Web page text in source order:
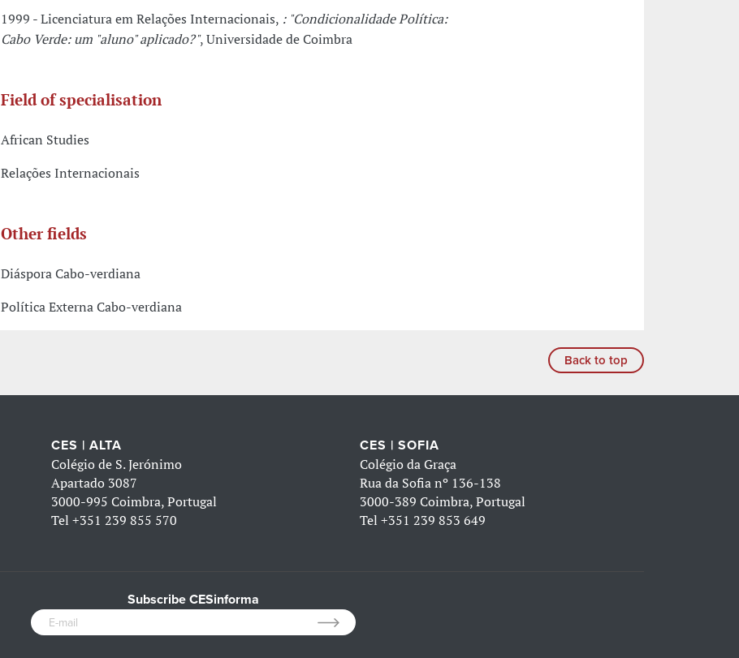
1999 - Licenciatura em Relações Internacionais, : "Condicionalidade Política:
Cabo Verde: um "aluno" aplicado?", Universidade de Coimbra
Field of specialisation
African Studies
Relações Internacionais
Other fields
Diáspora Cabo-verdiana
Política Externa Cabo-verdiana
Back to top
CES | ALTA
Colégio de S. Jerónimo
Apartado 3087
3000-995 Coimbra, Portugal
Tel+351 239 855 570
CES | SOFIA
Colégio da Graça
Rua da Sofia nº 136-138
3000-389 Coimbra, Portugal
Tel +351 239 853 649
Subscribe CESinforma